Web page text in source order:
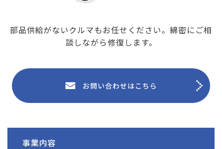
部品供給がないクルマもお任せください。綿密にご相
談しながら修復します。
お問い合わせはこちら
事業内容